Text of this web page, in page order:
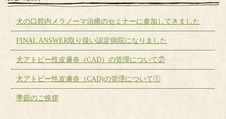
犬の口腔内メラノーマ治療のセミナーに参加してきました
FINAL ANSWER取り扱い認定病院になりました
犬アトピー性皮膚炎（CAD）の管理について②
犬アトピー性皮膚炎（CAD)の管理について①
季節のご挨拶